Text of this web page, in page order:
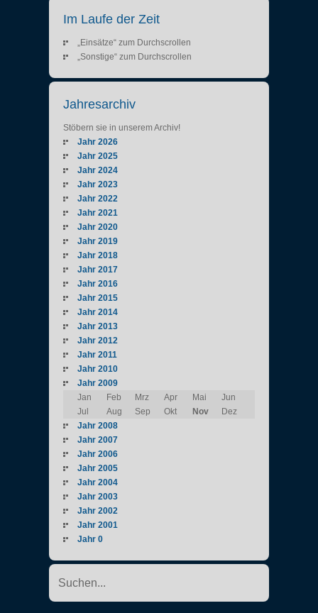
Im Laufe der Zeit
„Einsätze“ zum Durchscrollen
„Sonstige“ zum Durchscrollen
Jahresarchiv
Stöbern sie in unserem Archiv!
Jahr 2026
Jahr 2025
Jahr 2024
Jahr 2023
Jahr 2022
Jahr 2021
Jahr 2020
Jahr 2019
Jahr 2018
Jahr 2017
Jahr 2016
Jahr 2015
Jahr 2014
Jahr 2013
Jahr 2012
Jahr 2011
Jahr 2010
Jahr 2009
Jan
Feb Mrz Apr Mai
Jun
Jul
Aug Sep Okt Nov
Dez
Jahr 2008
Jahr 2007
Jahr 2006
Jahr 2005
Jahr 2004
Jahr 2003
Jahr 2002
Jahr 2001
Jahr 0